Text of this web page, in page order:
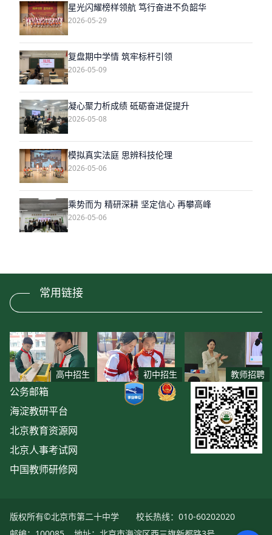
星光闪耀榜样领航 笃行奋进不负韶华
2026-05-29
复盘期中学情 筑牢标杆引领
2026-05-09
凝心聚力析成绩 砥砺奋进促提升
2026-05-08
模拟真实法庭 思辨科技伦理
2026-05-06
乘势而为 精研深耕 坚定信心 再攀高峰
2026-05-06
常用链接
高中招生 初中招生 教师招聘
公务邮箱
海淀教研平台
北京教育资源网
北京人事考试网
中国教师研修网
版权所有©北京市第二十中学
校长热线：010-60202020